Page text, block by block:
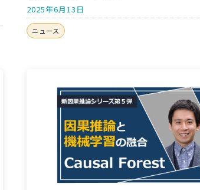
2025年6月13日
ニュース